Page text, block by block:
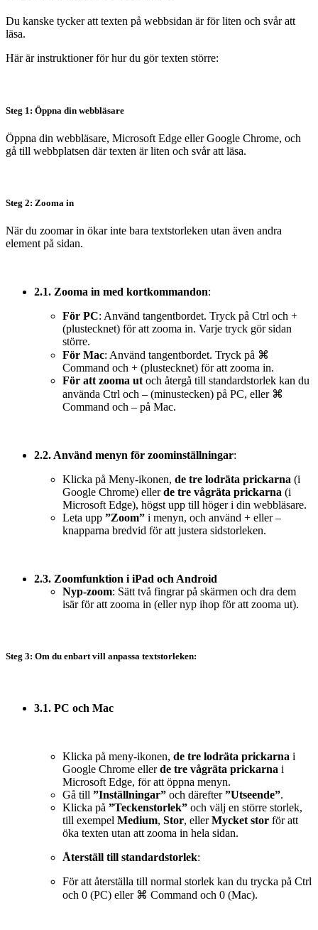
Du kanske tycker att texten på webbsidan är för liten och svår att
läsa.
Här är instruktioner för hur du gör texten större:
Steg 1: Öppna din webbläsare
Öppna din webbläsare, Microsoft Edge eller Google Chrome, och
gå till webbplatsen där texten är liten och svår att läsa.
Steg 2: Zooma in
När du zoomar in ökar inte bara textstorleken utan även andra
element på sidan.
2.1. Zooma in med kortkommandon:
För PC: Använd tangentbordet. Tryck på Ctrl och +
(plustecknet) för att zooma in. Varje tryck gör sidan
större.
För Mac: Använd tangentbordet. Tryck på ⌘
Command och + (plustecknet) för att zooma in.
För att zooma ut och återgå till standardstorlek kan du
använda Ctrl och – (minustecken) på PC, eller ⌘
Command och – på Mac.
2.2. Använd menyn för zoominställningar:
Klicka på Meny-ikonen, de tre lodräta prickarna (i
Google Chrome) ellerde tre vågräta prickarna (i
Microsoft Edge), högst upp till höger i din webbläsare.
Leta upp ”Zoom” i menyn, och använd + eller –
knapparna bredvid för att justera sidstorleken.
2.3. Zoomfunktion i iPad och Android
Nyp-zoom: Sätt två fingrar på skärmen och dra dem
isär för att zooma in (eller nyp ihop för att zooma ut).
Steg 3: Om du enbart vill anpassa textstorleken:
3.1. PC och Mac
Klicka på meny-ikonen, de tre lodräta prickarna i
Google Chrome ellerde tre vågräta prickarna i
Microsoft Edge, för att öppna menyn.
Gå till ”Inställningar” och därefter”Utseende”.
Klicka på ”Teckenstorlek” och välj en större storlek,
till exempel Medium, Stor, ellerMycket stor för att
öka texten utan att zooma in hela sidan.
Återställ till standardstorlek:
För att återställa till normal storlek kan du trycka på Ctrl
och 0 (PC) eller ⌘ Command och 0 (Mac).